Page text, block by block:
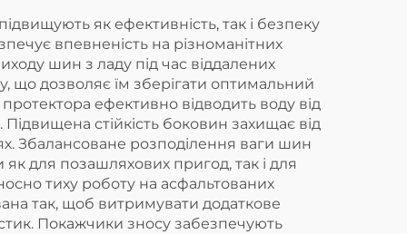
як ефективність, так і безпеку
впевненість на різноманітних
шин з ладу під час віддалених
що дозволяє їм зберігати оптимальний
ефективно відводить воду від
стійкість боковин захищає від
Збалансоване розподілення ваги шин
для позашляхових пригод, так і для
тиху роботу на асфальтованих
так, щоб витримувати додаткове
Покажчики зносу забезпечують